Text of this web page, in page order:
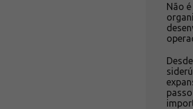
Não
passo